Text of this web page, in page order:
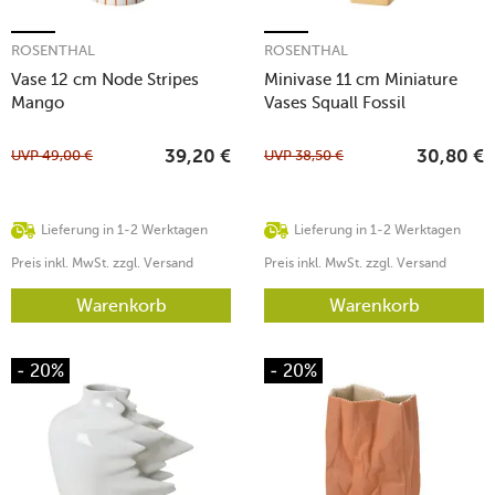
Vase 12 cm Node Stripes
Mango
ROSENTHAL
Lieferung in 1-2 Werktagen
UVP49,00 € 39,20 €
Preis inkl. MwSt. zzgl. Versand
Warenkorb
Minivase 11 cm Miniature
Vases Squall Fossil
ROSENTHAL
Lieferung in 1-2 Werktagen
UVP38,50 € 30,80 €
Preis inkl. MwSt. zzgl. Versand
Warenkorb
- 20% - 20%